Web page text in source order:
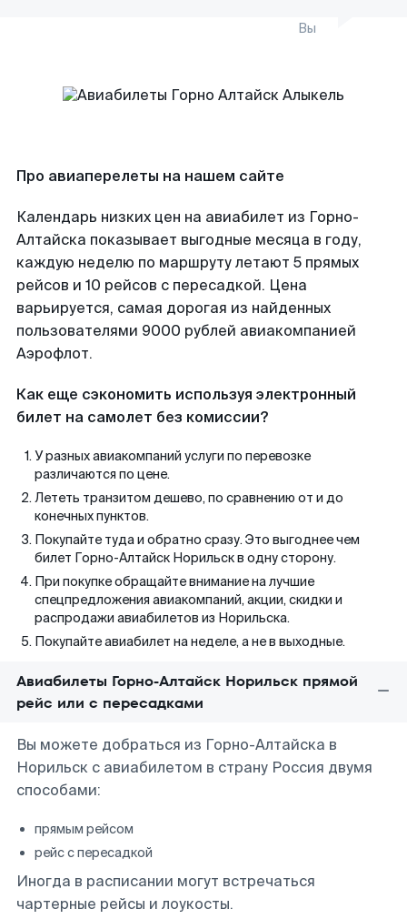
Вы
Про авиаперелеты на нашем сайте
Календарь низких цен на авиабилет из Горно-
Алтайска показывает выгодные месяца в году,
каждую неделю по маршруту летают 5 прямых
рейсов и 10 рейсов с пересадкой. Цена
варьируется, самая дорогая из найденных
пользователями 9000 рублей авиакомпанией
Аэрофлот.
Как еще сэкономить используя электронный
билет на самолет без комиссии?
У разных авиакомпаний услуги по перевозке
различаются по цене.
Лететь транзитом дешево, по сравнению от и до
конечных пунктов.
Покупайте туда и обратно сразу. Это выгоднее чем
билет Горно-Алтайск Норильск в одну сторону.
При покупке обращайте внимание на лучшие
спецпредложения авиакомпаний, акции, скидки и
распродажи авиабилетов из Норильска.
Покупайте авиабилет на неделе, а не в выходные.
Авиабилеты Горно-Алтайск Норильск прямой
рейс или с пересадками
Вы можете добраться из Горно-Алтайска в
Норильск с авиабилетом в страну Россия двумя
способами:
прямым рейсом
рейс с пересадкой
Иногда в расписании могут встречаться
чартерные рейсы и лоукосты.